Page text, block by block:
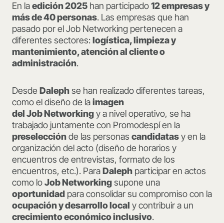
En laedición 2025 han participado12 empresas y
más de 40 personas. Las empresas que han
pasado por el Job Networking pertenecen a
diferentes sectores:logística, limpieza y
mantenimiento, atención al cliente o
administración.
Desde Dalephse han realizado diferentes tareas,
como el diseño de laimagen
del Job Networkingy a nivel operativo, se ha
trabajado juntamente con Promodespí en la
preselecciónde las personas candidatasy en la
organización del acto (diseño de horarios y
encuentros de entrevistas, formato de los
encuentros, etc.). ParaDaleph participar en actos
como loJob Networkingsupone una
oportunidad para consolidar su compromiso con la
ocupación y desarrollo local y contribuir a un
crecimiento económico inclusivo.